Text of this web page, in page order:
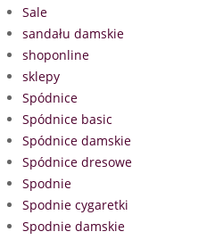
Sale
sandału damskie
shoponline
sklepy
Spódnice
Spódnice basic
Spódnice damskie
Spódnice dresowe
Spodnie
Spodnie cygaretki
Spodnie damskie